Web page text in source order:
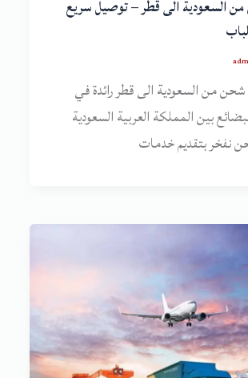
السعودية الى قطر – توصيل سريع
من السعودية الى قطر رائدة في
بين المملكة العربية السعودية
نفخر بتقديم خدمات